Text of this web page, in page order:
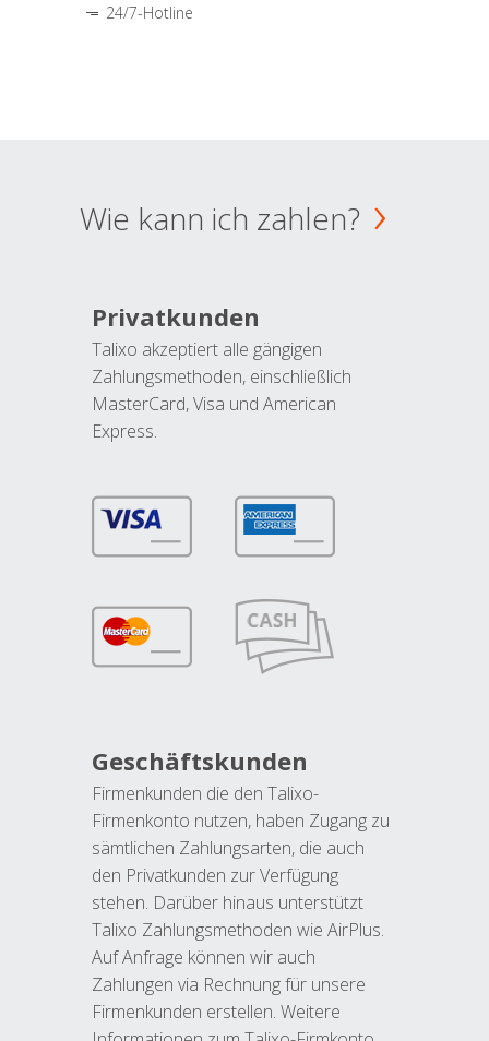
24/7-Hotline
Wie kann ich zahlen?
Privatkunden
Talixo akzeptiert alle gängigen
Zahlungsmethoden, einschließlich
MasterCard, Visa und American
Express.
Geschäftskunden
Firmenkunden die den Talixo-
Firmenkonto nutzen, haben Zugang zu
sämtlichen Zahlungsarten, die auch
den Privatkunden zur Verfügung
stehen. Darüber hinaus unterstützt
Talixo Zahlungsmethoden wie AirPlus.
Auf Anfrage können wir auch
Zahlungen via Rechnung für unsere
Firmenkunden erstellen. Weitere